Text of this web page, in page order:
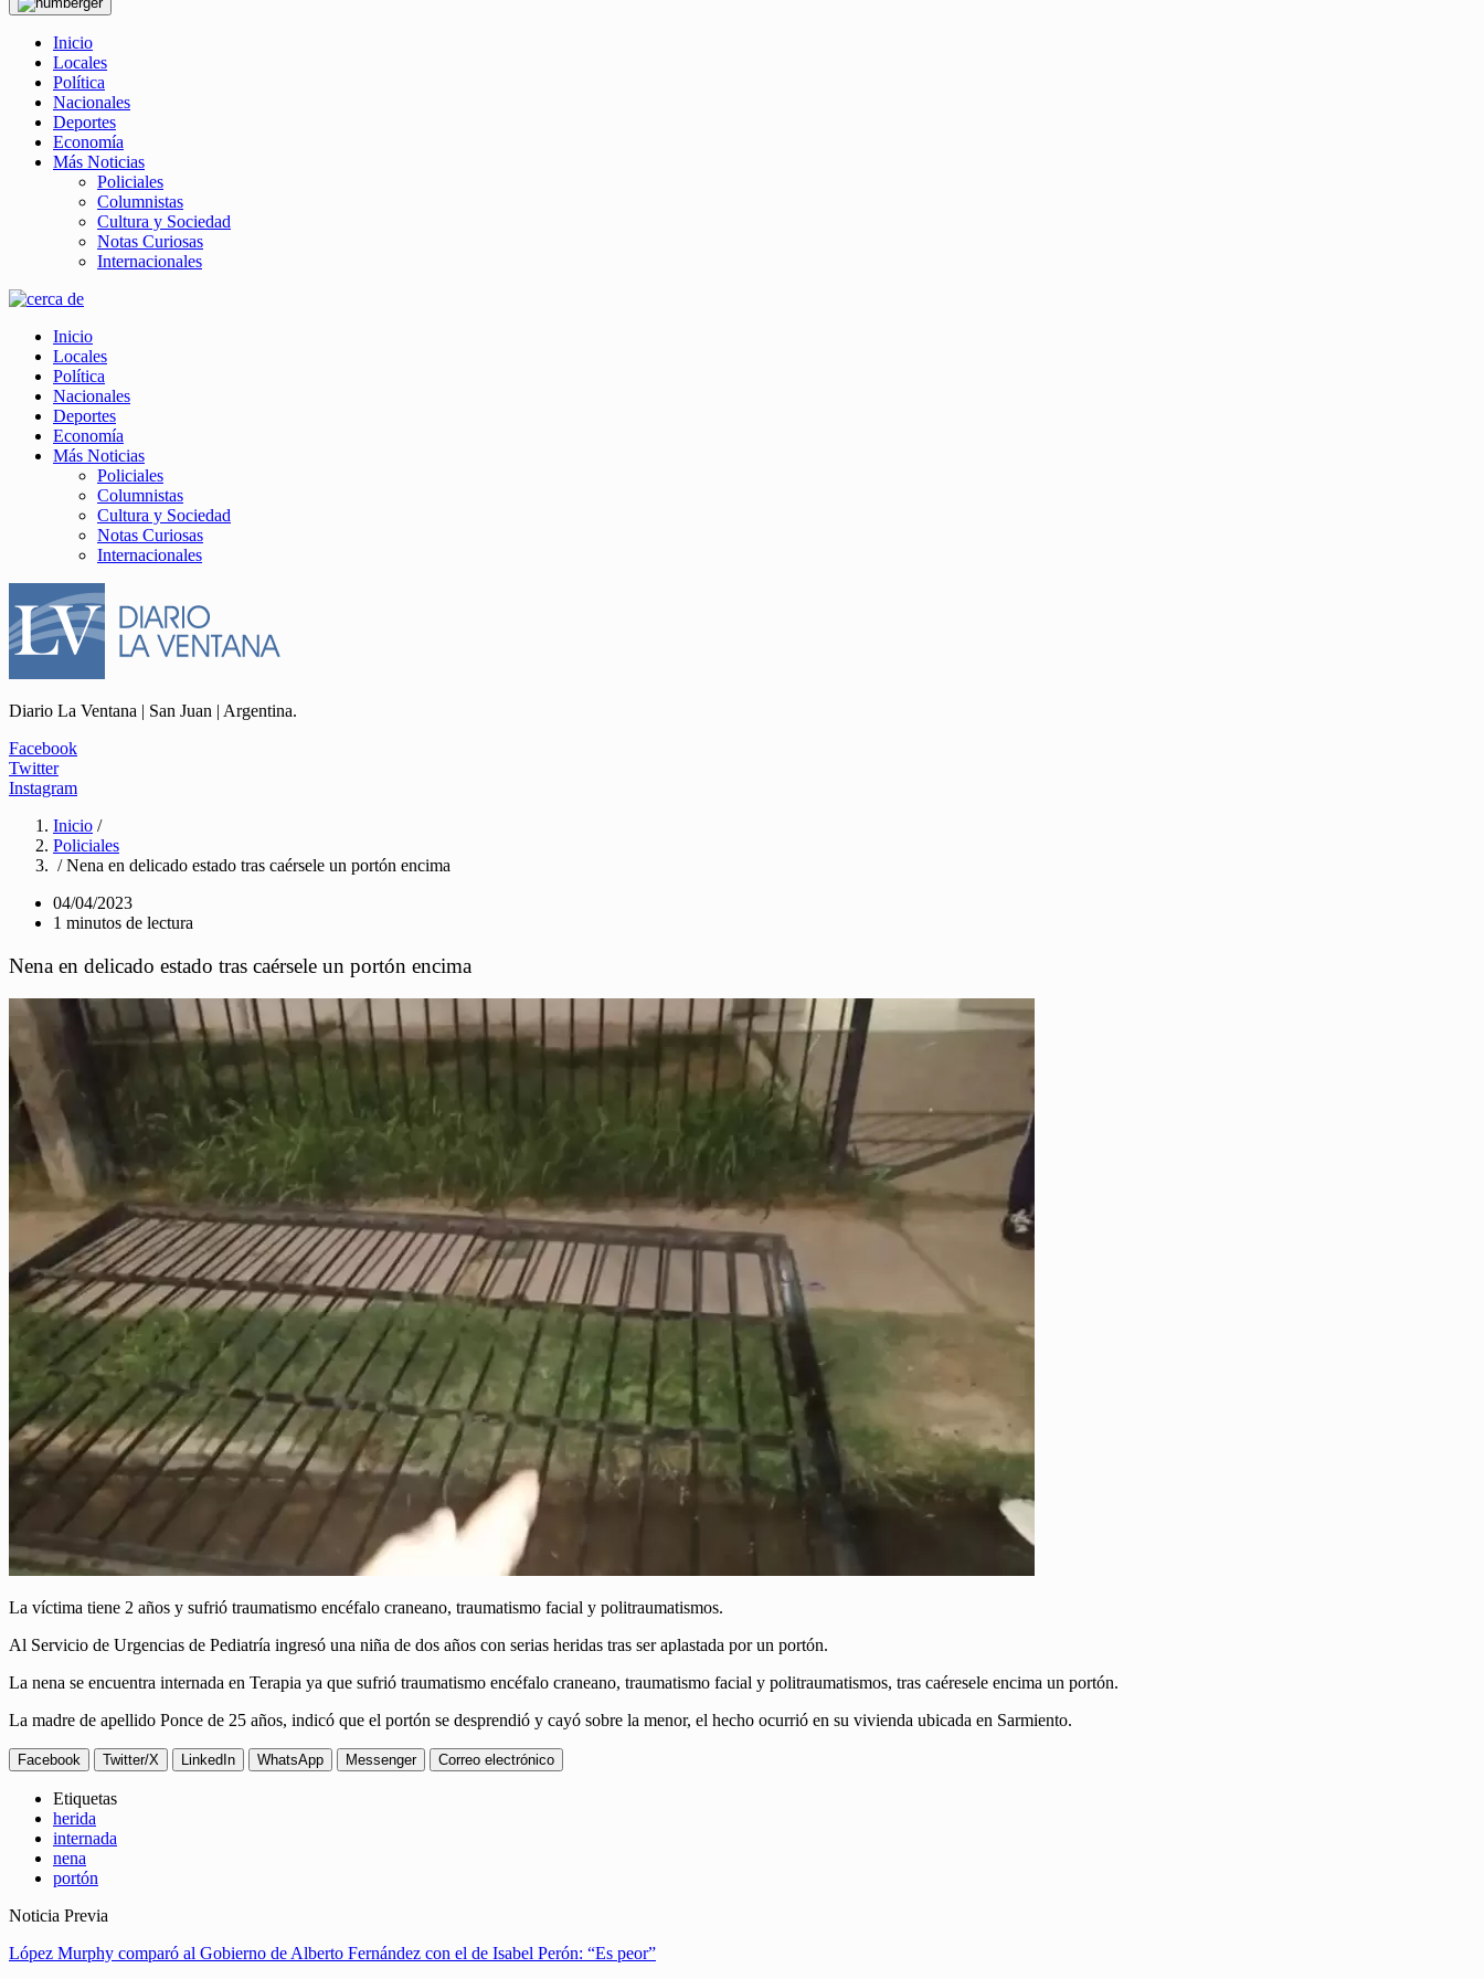
Inicio
Locales
Política
Nacionales
Deportes
Economía
Más Noticias
Policiales
Columnistas
Cultura y Sociedad
Notas Curiosas
Internacionales
Inicio
Locales
Política
Nacionales
Deportes
Economía
Más Noticias
Policiales
Columnistas
Cultura y Sociedad
Notas Curiosas
Internacionales
Diario La Ventana | San Juan | Argentina.
Facebook
Twitter
Instagram
Inicio /
Policiales
/ Nena en delicado estado tras caérsele un portón encima
04/04/2023
1 minutos de lectura
Nena en delicado estado tras caérsele un portón encima
La víctima tiene 2 años y sufrió traumatismo encéfalo craneano, traumatismo facial y politraumatismos.
Al Servicio de Urgencias de Pediatría ingresó una niña de dos años con serias heridas tras ser aplastada por un portón.
La nena se encuentra internada en Terapia ya que sufrió traumatismo encéfalo craneano, traumatismo facial y politraumatismos, tras caéresele encima un portón.
La madre de apellido Ponce de 25 años, indicó que el portón se desprendió y cayó sobre la menor, el hecho ocurrió en su vivienda ubicada en Sarmiento.
Facebook Twitter/X LinkedIn WhatsApp Messenger Correo electrónico
Etiquetas
herida
internada
nena
portón
Noticia Previa
López Murphy comparó al Gobierno de Alberto Fernández con el de Isabel Perón: “Es peor”